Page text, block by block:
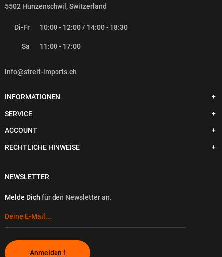
5502 Hunzenschwil, Switzerland
Di-Fr 10:00 - 12:00 / 14:00 - 18:30
Sa 11:00 - 17:00
info@streit-imports.ch
INFORMATIONEN
SERVICE
ACCOUNT
RECHTLICHE HINWEISE
NEWSLETTER
Melde Dich für den Newsletter an.
Anmelden !